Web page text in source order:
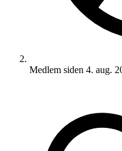
Medlem siden 4. aug.